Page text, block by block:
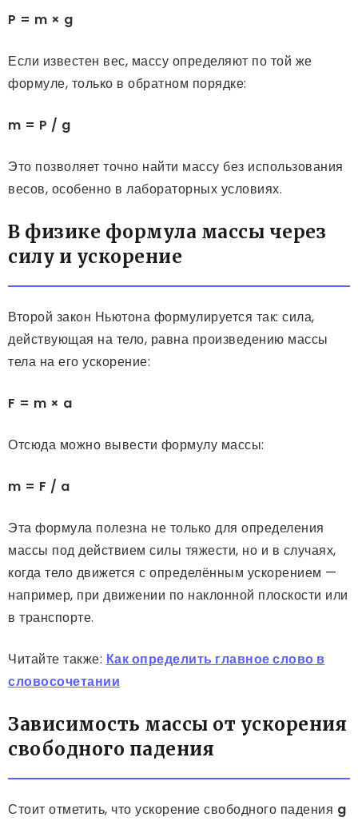
P = m × g
Если известен вес, массу определяют по той же
формуле, только в обратном порядке:
m = P / g
Это позволяет точно найти массу без использования
весов, особенно в лабораторных условиях.
В физике формула массы через
силу и ускорение
Второй закон Ньютона формулируется так: сила,
действующая на тело, равна произведению массы
тела на его ускорение:
F = m × a
Отсюда можно вывести формулу массы:
m = F / a
Эта формула полезна не только для определения
массы под действием силы тяжести, но и в случаях,
когда тело движется с определённым ускорением —
например, при движении по наклонной плоскости или
в транспорте.
Читайте также: Как определить главное слово в
словосочетании
Зависимость массы от ускорения
свободного падения
Стоит отметить, что ускорение свободного падения g